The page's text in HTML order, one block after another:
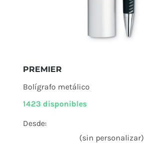
PREMIER
Bolígrafo metálico
1423 disponibles
Desde:
(sin personalizar)